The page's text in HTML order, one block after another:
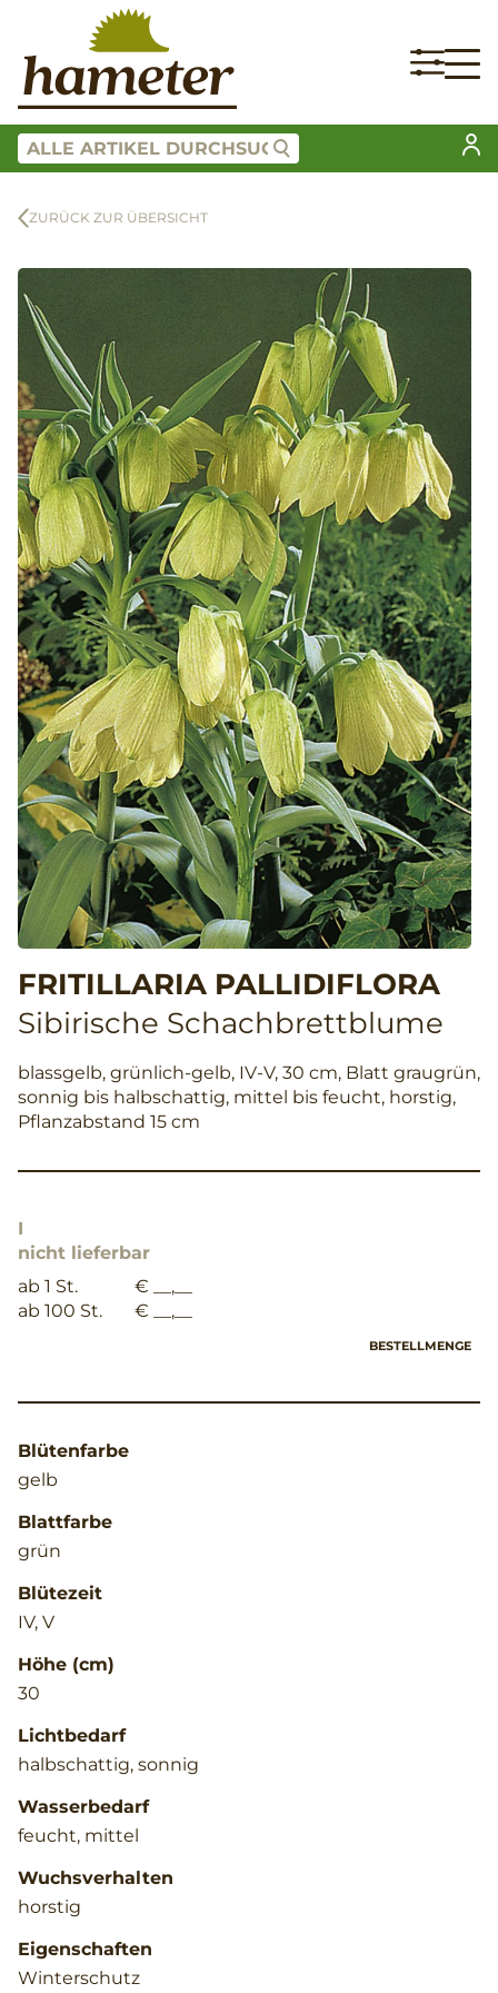
ZURÜCK ZUR ÜBERSICHT
FRITILLARIA PALLIDIFLORA
Sibirische Schachbrettblume
blassgelb, grünlich-gelb, IV-V, 30 cm, Blatt graugrün,
sonnig bis halbschattig, mittel bis feucht, horstig,
Pflanzabstand 15 cm
I
nicht lieferbar
ab 1 St.
€ __,__
ab 100 St.
€ __,__
BESTELLMENGE
Blütenfarbe
gelb
Blattfarbe
grün
Blütezeit
IV, V
Höhe (cm)
30
Lichtbedarf
halbschattig, sonnig
Wasserbedarf
feucht, mittel
Wuchsverhalten
horstig
Eigenschaften
Winterschutz